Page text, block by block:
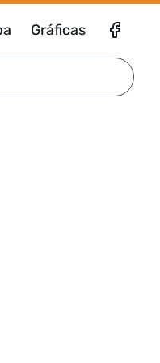
Gráficas